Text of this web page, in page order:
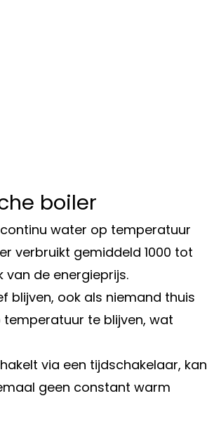
boiler
water op temperatuur
verbruikt gemiddeld 1000 tot
van de energieprijs.
blijven, ook als niemand thuis
te blijven, wat
via een tijdschakelaar, kan
geen constant warm